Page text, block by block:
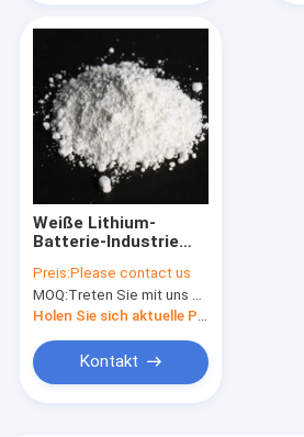
Produkte
Über uns
Fabrik-Ausflug
Qualitätskontrolle
Nachrichten
Fälle
Weiße Lithium-
Batterie-Industrie
Titandioxid-Rutil-
Tio2 Anatase
Preis:Please contact us
MOQ:Treten Sie mit uns bitte in Verbindung
Holen Sie sich aktuelle Preis
Kontakt